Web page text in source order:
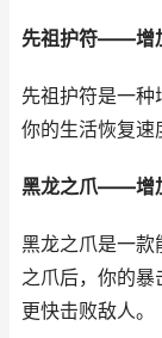
先祖护符——增
先祖护符是一种
你的生活恢复速
黑龙之爪——增
黑龙之爪是一款
之爪后，你的
更快击败敌人。